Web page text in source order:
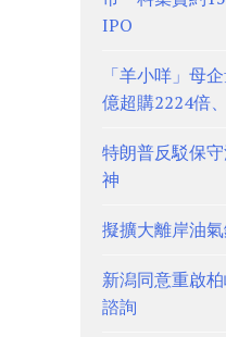
IPO
「羊小咩」母
億超購2224倍
特朗普反駁保
神
擬擴大離岸油
新潟同意重啟
諮詢